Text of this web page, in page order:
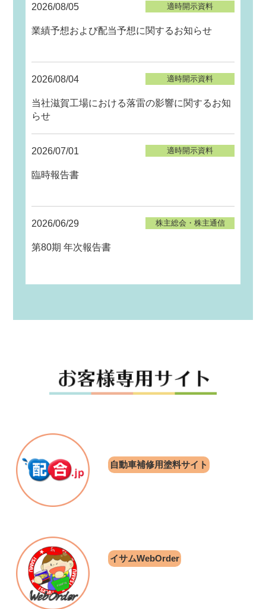
2026/08/05 適時開示資料
業績予想および配当予想に関するお知らせ
2026/08/04 適時開示資料
当社滋賀工場における落雷の影響に関するお知
らせ
2026/07/01 適時開示資料
臨時報告書
2026/06/29 株主総会・株主通信
第80期 年次報告書
自動車補修用塗料サイト
イサムWebOrder